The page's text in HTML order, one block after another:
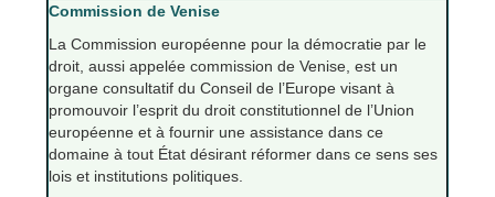
Commission de Venise
La Commission européenne pour la démocratie par le
droit, aussi appelée commission de Venise, est un
organe consultatif du Conseil de l’Europe visant à
promouvoir l’esprit du droit constitutionnel de l’Union
européenne et à fournir une assistance dans ce
domaine à tout État désirant réformer dans ce sens ses
lois et institutions politiques.